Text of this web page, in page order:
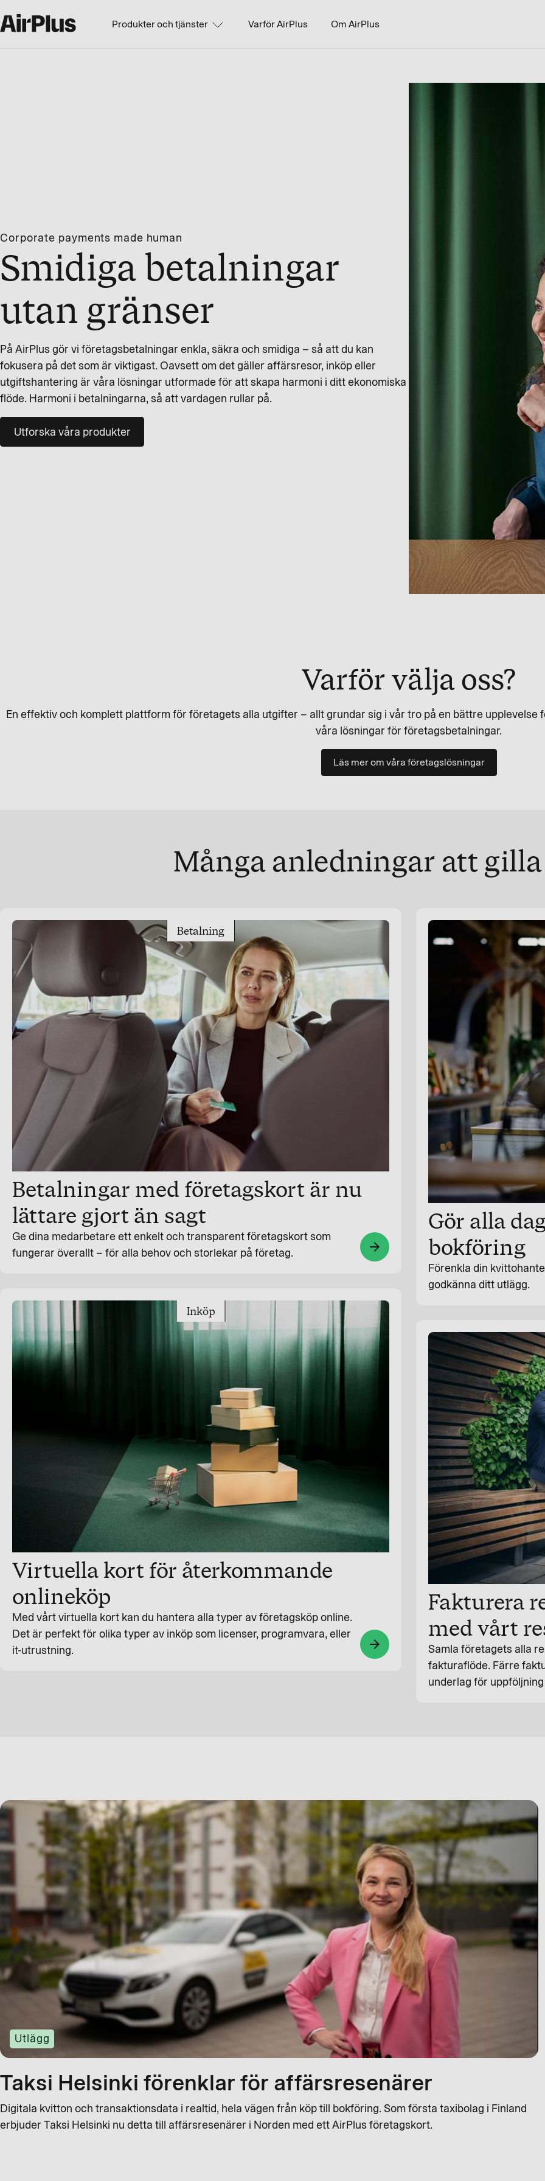
Produkter och tjänster Varför AirPlus Om AirPlus
Corporate payments made human
Smidiga betalningar
utan gränser
På AirPlus gör vi företagsbetalningar enkla, säkra och smidiga – så att du kan
fokusera på det som är viktigast. Oavsett om det gäller affärsresor, inköp eller
utgiftshantering är våra lösningar utformade för att skapa harmoni i ditt ekonomiska
flöde. Harmoni i betalningarna, så att vardagen rullar på.
Utforska våra produkter
Varför välja oss?
En effektiv och komplett plattform för företagets alla utgifter – allt grundar sig i vår tro på en bättre upplevelse
våra lösningar för företagsbetalningar.
Läs mer om våra företagslösningar
Många anledningar att gilla
Betalning
Betalningar med företagskort är nu
lättare gjort än sagt
Ge dina medarbetare ett enkelt och transparent företagskort som
fungerar överallt – för alla behov och storlekar på företag.
arrow_forward
Inköp
Virtuella kort för återkommande
onlineköp
Med vårt virtuella kort kan du hantera alla typer av företagsköp online.
Det är perfekt för olika typer av inköp som licenser, programvara, eller
it-utrustning.
arrow_forward
Gör alla
bokföring
Förenkla din
godkänna ditt utlägg.
Fakturera
med vårt
Samla företagets alla
fakturaflöde. Färre
underlag för uppföljning
Utlägg
Taksi Helsinki förenklar för affärsresenärer
Digitala kvitton och transaktionsdata i realtid, hela vägen från köp till bokföring. Som första taxibolag i Finland
erbjuder Taksi Helsinki nu detta till affärsresenärer i Norden med ett AirPlus företagskort.